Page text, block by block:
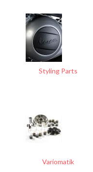
Styling Parts
Variomatik